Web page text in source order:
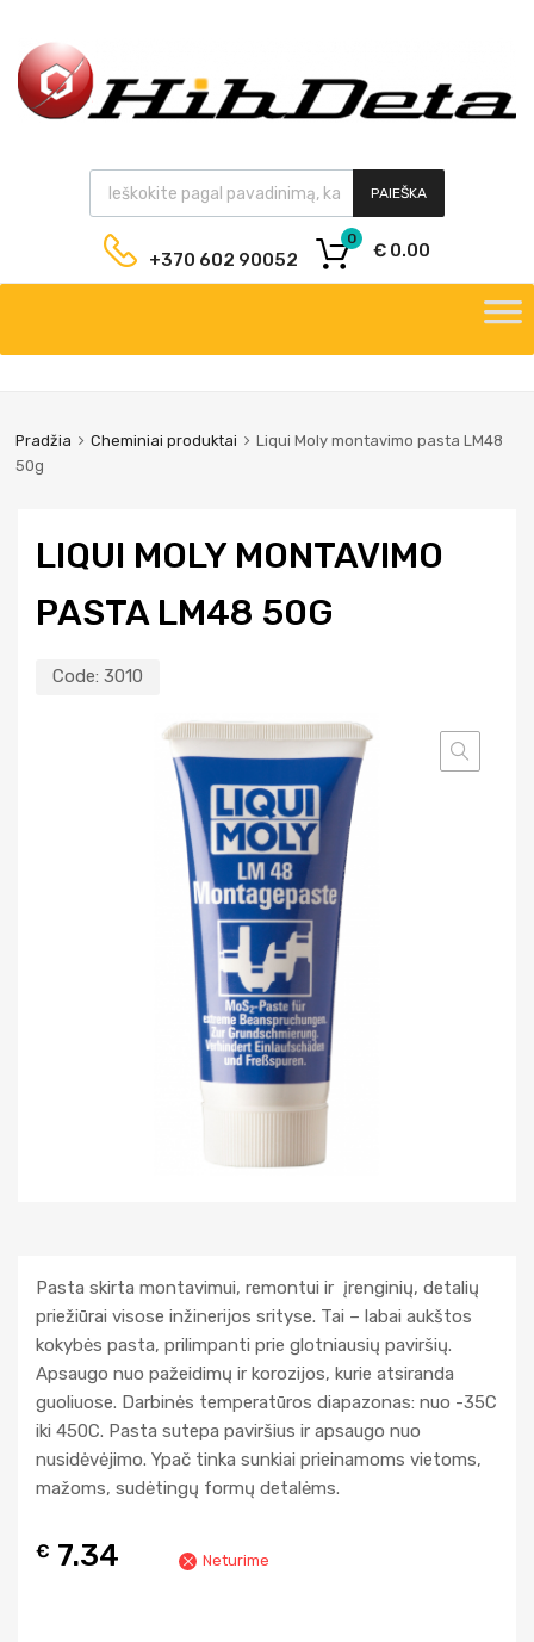
PAIEŠKA
+370 602 90052 € 0.00
0
Pradžia Cheminiai produktai
Liqui Moly montavimo pasta LM48
50g
LIQUI MOLY MONTAVIMO
PASTA LM48 50G
Code: 3010
Pasta skirta montavimui, remontui ir įrenginių, detalių
priežiūrai visose inžinerijos srityse. Tai – labai aukštos
kokybės pasta, prilimpanti prie glotniausių paviršių.
Apsaugo nuo pažeidimų ir korozijos, kurie atsiranda
guoliuose. Darbinės temperatūros diapazonas: nuo -35C
iki 450C. Pasta sutepa paviršius ir apsaugo nuo
nusidėvėjimo. Ypač tinka sunkiai prieinamoms vietoms,
mažoms, sudėtingų formų detalėms.
€ 7.34 Neturime